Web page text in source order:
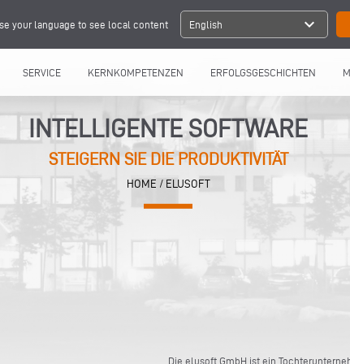
your language to see local content English expand_more
SERVICE KERNKOMPETENZEN ERFOLGSGESCHICHTEN
INTELLIGENTE SOFTWARE
STEIGERN SIE DIE PRODUKTIVITÄT
HOME / ELUSOFT
Die elusoft GmbH ist ein